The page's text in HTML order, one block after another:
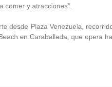
y atracciones”.
desde Plaza Venezuela,
en Caraballeda, que opera